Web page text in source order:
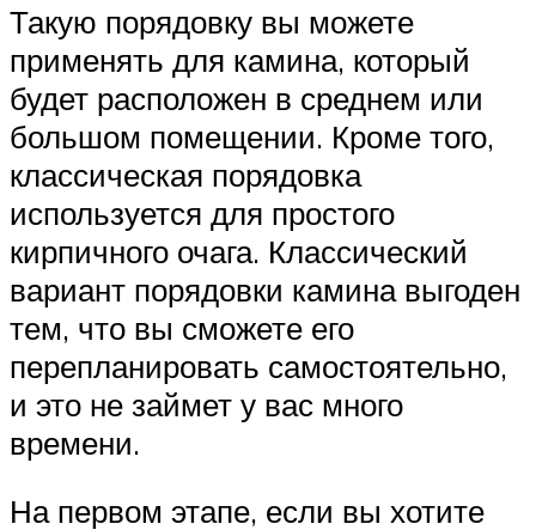
Такую порядовку вы можете
применять для камина, который
будет расположен в среднем или
большом помещении. Кроме того,
классическая порядовка
используется для простого
кирпичного очага. Классический
вариант порядовки камина выгоден
тем, что вы сможете его
перепланировать самостоятельно,
и это не займет у вас много
времени.
На первом этапе, если вы хотите